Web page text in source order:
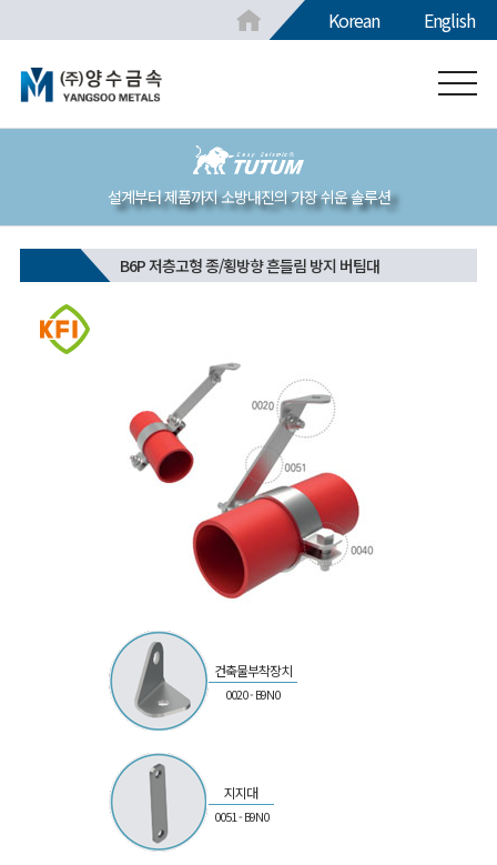
Korean English
설계부터 제품까지 소방내진의 가장 쉬운 솔루션
B6P 저층고형 종/횡방향 흔들림 방지 버팀대
건축물부착장치
0020 - B9N0
지지대
0051 - B9N0